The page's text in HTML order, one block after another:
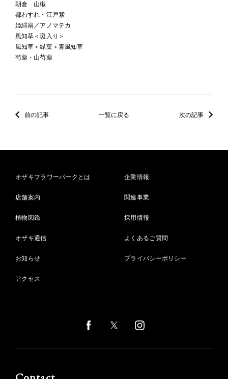
朝倉 山椒
都わすれ・江戸紫
姫緋扇／アノマテカ
風知草＜斑入り＞
風知草＜緑葉＞青風知草
芍薬・山芍薬
前の記事 一覧に戻る 次の記事
オザキフラワーパークとは
店舗案内
植物図鑑
オザキ通信
お知らせ
アクセス
企業情報
関連事業
採用情報
よくあるご質問
プライバシーポリシー